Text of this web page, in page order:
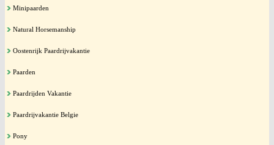
Minipaarden
Natural Horsemanship
Oostenrijk Paardrijvakantie
Paarden
Paardrijden Vakantie
Paardrijvakantie Belgie
Pony